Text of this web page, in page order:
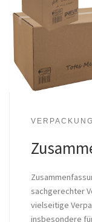
sachgerechter
vielseitige
insbesondere